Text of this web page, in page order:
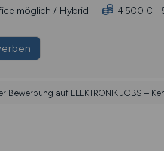
möglich / Hybrid
4.500 € -
Bewerbung auf ELEKTRONIK.JOBS –